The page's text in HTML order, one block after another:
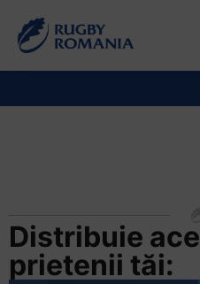
Distribuie
prietenii tăi: